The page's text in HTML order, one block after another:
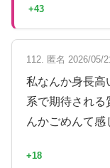
+43
112. 匿名 2026/05/
私なんか身長高
系で期待される
んかごめんて感
+18